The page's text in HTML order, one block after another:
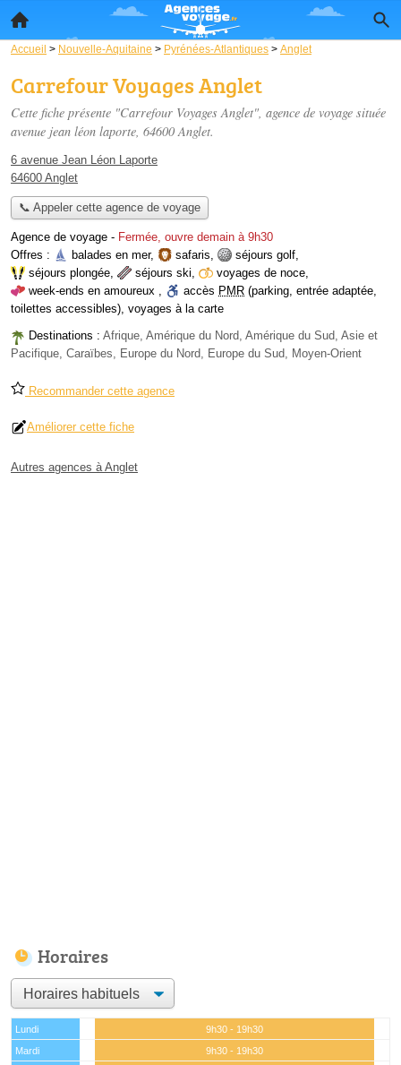
Accueil > Nouvelle-Aquitaine > Pyrénées-Atlantiques > Anglet
Carrefour Voyages Anglet
Cette fiche présente "Carrefour Voyages Anglet", agence de voyage située
avenue jean léon laporte, 64600 Anglet.
6 avenue Jean Léon Laporte
64600 Anglet
📞 Appeler cette agence de voyage
Agence de voyage - Fermée, ouvre demain à 9h30
Offres :
balades en mer, safaris, séjours golf,
séjours plongée, séjours ski, voyages de noce,
week-ends en amoureux , accès PMR (parking, entrée adaptée,
toilettes accessibles), voyages à la carte
Destinations : Afrique, Amérique du Nord, Amérique du Sud, Asie et
Pacifique, Caraïbes, Europe du Nord, Europe du Sud, Moyen-Orient
Recommander cette agence
Améliorer cette fiche
Autres agences à Anglet
Horaires
Lundi
9h30 - 19h30
Mardi
9h30 - 19h30